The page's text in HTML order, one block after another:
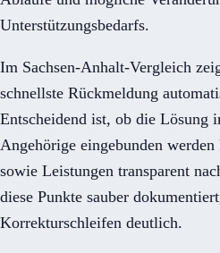
Unterstützungsbedarfs.
Im Sachsen-Anhalt-Vergleich
schnellste Rückmeldung
Entscheidend ist, ob die Lösung
Angehörige eingebunden
sowie Leistungen transparent
diese Punkte sauber
Korrekturschleifen deutlich.